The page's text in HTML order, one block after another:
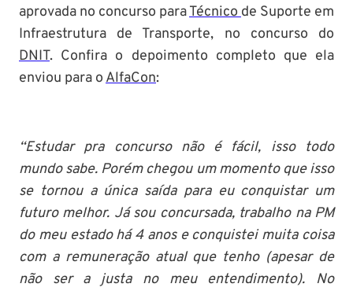
aprovada no concurso paraTécnicode Suporte em
Infraestrutura de Transporte, no concurso do
DNIT. Confira o depoimento completo que ela
enviou para oAlfaCon:
“Estudar pra concurso não é fácil, isso todo
mundo sabe. Porém chegou um momento que isso
se tornou a única saída para eu conquistar um
futuro melhor. Já sou concursada, trabalho na PM
do meu estado há 4 anos e conquistei muita coisa
com a remuneração atual que tenho (apesar de
não ser a justa no meu entendimento). No